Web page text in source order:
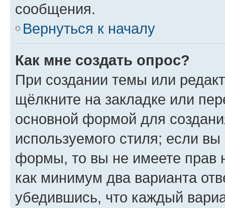
сообщения.
Вернуться к началу
Как мне создать опрос?
При создании темы или
щёлкните на закладке или
основной формой для
используемого стиля; если
формы, то вы не имеете прав
как минимум два варианта
убедившись, что каждый